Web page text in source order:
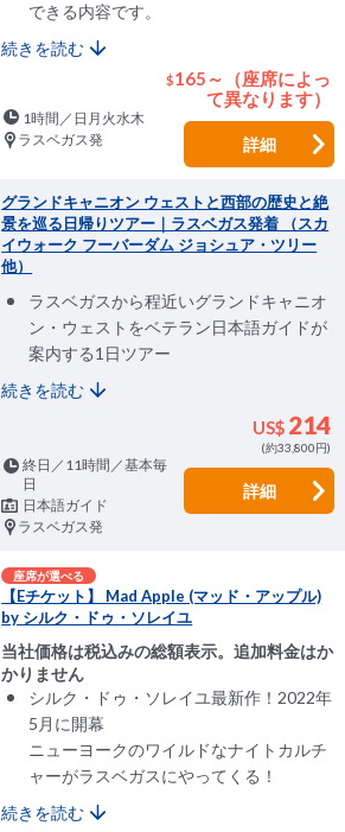
できる内容です。
続きを読む
$165～（座席によっ
て異なります）
1時間／日月火水木
ラスベガス発
詳細
グランドキャニオン ウェストと西部の歴史と絶
景を巡る日帰りツアー｜ラスベガス発着 （スカ
イウォーク フーバーダム ジョシュア・ツリー
他）
ラスベガスから程近いグランドキャニオ
ン・ウェストをベテラン日本語ガイドが
案内する1日ツアー
続きを読む
US$ 214
(約33,800円)
終日／11時間／基本毎
日
日本語ガイド
ラスベガス発
詳細
座席が選べる
【Eチケット】 Mad Apple (マッド・アップル)
by シルク・ドゥ・ソレイユ
当社価格は税込みの総額表示。追加料金はか
かりません
シルク・ドゥ・ソレイユ最新作！2022年
5月に開幕
ニューヨークのワイルドなナイトカルチ
ャーがラスベガスにやってくる！
続きを読む